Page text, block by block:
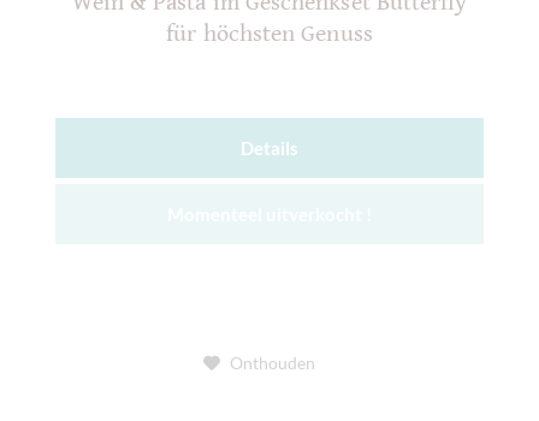
für höchsten Genuss
Details
Onthouden